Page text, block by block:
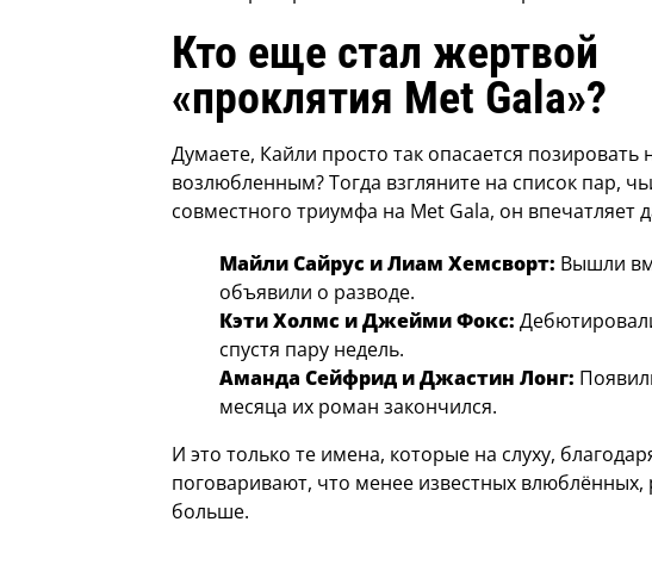
Кто еще стал жертвой
«проклятия Met Gala»?
Думаете, Кайли просто так опасается позировать
возлюбленным? Тогда взгляните на список пар,
совместного триумфа на Met Gala, он впечатляет
Майли Сайрус и Лиам Хемсворт: Вышли
объявили о разводе.
Кэти Холмс и Джейми Фокс:
спустя пару недель.
Аманда Сейфрид и Джастин Лонг:
месяца их роман закончился.
И это только те имена, которые на слуху,
поговаривают, что менее известных влюблённых,
больше.